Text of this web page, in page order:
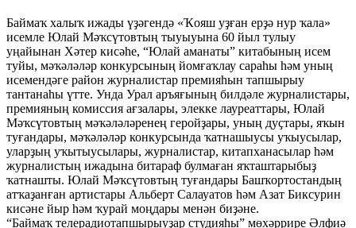
Баймаҡ халыҡ ижады үҙәгендә «Ҡояш уҙған ерҙә нур ҡала»
исемле Юлай Мәҡсүтовтың тыуыуына 60 йыл тулыу
уңайынан Хәтер кисәһе, “Юлай аманаты” китабының исем
туйы, мәҡәләләр конкурсының йомғаҡлау сараһы һәм уның
исемендәге район журналистар премияһын тапшырыу
тантанаһы үтте. Унда Урал аръяғының билдәле журналистары,
премияның комиссия ағзалары, элекке лауреаттары, Юлай
Мәҡсүтовтың мәҡәләләренең геройҙары, уның дуҫтары, яҡын
туғандары, мәҡәләләр конкурсында ҡатнашыусы уҡыусылар,
уларҙың уҡытыусылары, журналистар, китапханасылар һәм
журналистың ижадына битараф булмаған яҡташтарыбыҙ
ҡатнашты. Юлай Мәҡсүтовтың туғандары Башҡортостандың
атҡаҙанған артистары Альберт Салауатов һәм Азат Биксурин
кисәне йыр һәм ҡурай моңдары менән биҙәне.
“Баймаҡ телерадиотапшырыуҙар студияһы” мөхәррире Әлфиә